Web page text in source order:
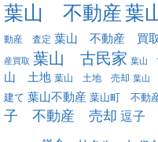
葉山 不動産葉
動産 査定 葉山 不動産 買取
産買取 葉山 古民家 葉山
山 土地 葉山 土地 売却 葉山
建て 葉山不動産 葉山町 不動
子 不動産 売却 逗子